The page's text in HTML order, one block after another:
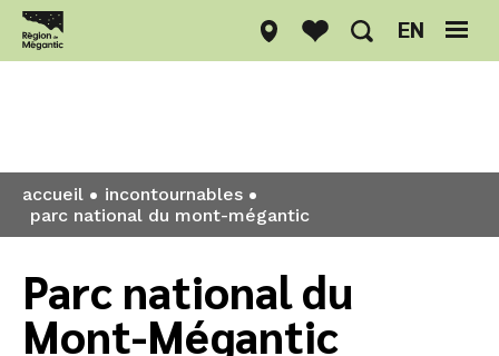
EN
accueil
incontournables
parc national du mont-mégantic
Parc national du
Mont-Mégantic